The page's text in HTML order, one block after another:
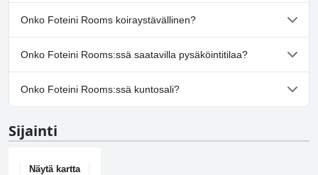
Ei, Foteini Rooms ei tarjoa kylpylää.
Onko Foteini Rooms koiraystävällinen?
Ei, Foteini Rooms ei salli koiria.
Onko Foteini Rooms:ssä saatavilla pysäköintitilaa?
Kyllä, Foteini Rooms tarjoaa pysäköintimahdollisuuden.
Onko Foteini Rooms:ssä kuntosali?
Sijainti
Näytä kartta